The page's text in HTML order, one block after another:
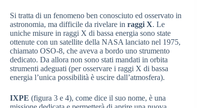
Si tratta di un fenomeno ben conosciuto ed osservato in
astronomia, ma difficile da rivelare in raggi X. Le
uniche misure in raggi X di bassa energia sono state
ottenute con un satellite della NASA lanciato nel 1975,
chiamato OSO-8, che aveva a bordo uno strumento
dedicato. Da allora non sono stati mandati in orbita
strumenti adeguati (per osservare i raggi X di bassa
energia l’unica possibilità è uscire dall’atmosfera).
IXPE (figura 3 e 4), come dice il suo nome, è una